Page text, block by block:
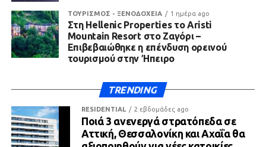
ΤΟΥΡΙΣΜΟΣ - ΞΕΝΟΔΟΧΕΙΑ 1 ημέρα ago
Στη Hellenic Properties το Aristi
Mountain Resort στο Ζαγόρι –
Επιβεβαιώθηκε η επένδυση ορεινού
τουρισμού στην Ήπειρο
TRENDING
RESIDENTIAL 2 εβδομάδες ago
Ποιά 3 ανενεργά στρατόπεδα σε
Αττική, Θεσσαλονίκη και Αχαΐα θα